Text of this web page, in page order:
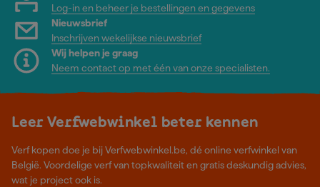
Log-in en beheer je bestellingen en gegevens
Nieuwsbrief
Inschrijven wekelijkse nieuwsbrief
Wij helpen je graag
Neem contact op met één van onze specialisten.
Leer Verfwebwinkel beter kennen
Verf kopen doe je bij Verfwebwinkel.be, dé online verfwinkel van
België. Voordelige verf van topkwaliteit en gratis deskundig advies,
wat je project ook is.